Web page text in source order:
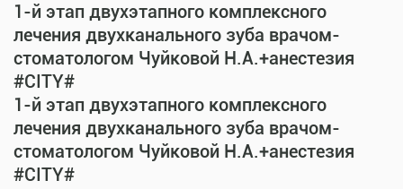
1-й этап двухэтапного комплексного
лечения двухканального зуба врачом-
стоматологом Чуйковой Н.А.+анестезия
#CITY#
1-й этап двухэтапного комплексного
лечения двухканального зуба врачом-
стоматологом Чуйковой Н.А.+анестезия
#CITY#